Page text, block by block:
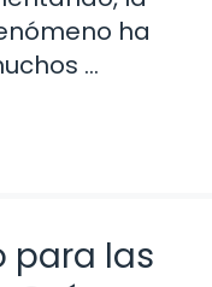
ha
…
para las